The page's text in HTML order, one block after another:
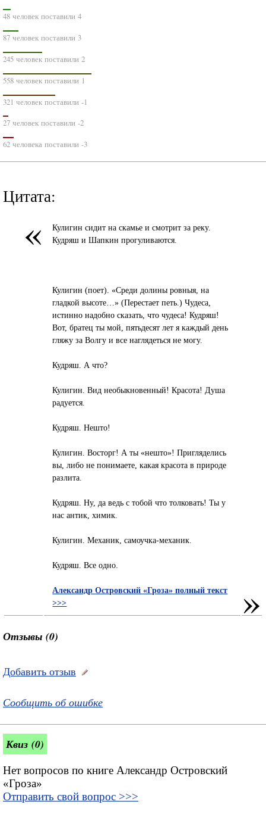
48 человек поставили 4
87 человек поставили 3
245 человек поставили 2
558 человек поставили 1
321 человек поставили -1
27 человек поставили -2
62 человека поставили -3
Цитата:
«
Кулигин сидит на скамье и смотрит за реку.
Кудряш и Шапкин прогуливаются.
Кулигин (поет). «Среди долины ровныя, на
гладкой высоте…» (Перестает петь.) Чудеса,
истинно надобно сказать, что чудеса! Кудряш!
Вот, братец ты мой, пятьдесят лет я каждый день
гляжу за Волгу и все наглядеться не могу.
Кудряш. А что?
Кулигин. Вид необыкновенный! Красота! Душа
радуется.
Кудряш. Нешто!
Кулигин. Восторг! А ты «нешто»! Пригляделись
вы, либо не понимаете, какая красота в природе
разлита.
Кудряш. Ну, да ведь с тобой что толковать! Ты у
нас антик, химик.
Кулигин. Механик, самоучка-механик.
Кудряш. Все одно.
Александр Островский «Гроза» полный текст
>>>
»
Отзывы (0)
Добавить отзыв
Сообщить об ошибке
Квиз (0)
Нет вопросов по книге Александр Островский
«Гроза»
Отправить свой вопрос >>>